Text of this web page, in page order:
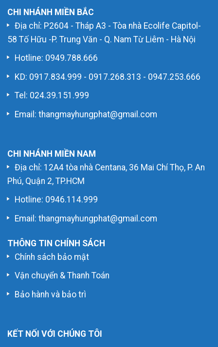
CHI NHÁNH MIỀN BẮC
Địa chỉ: P2604 - Tháp A3 - Tòa nhà Ecolife Capitol-
58 Tố Hữu -P. Trung Văn - Q. Nam Từ Liêm - Hà Nội
Hotline: 0949.788.666
KD: 0917.834.999 - 0917.268.313 - 0947.253.666
Tel: 024.39.151.999
Email: thangmayhungphat@gmail.com
CHI NHÁNH MIỀN NAM
Địa chỉ: 12A4 tòa nhà Centana, 36 Mai Chí Thọ, P. An
Phú, Quận 2, TP.HCM
Hotline: 0946.114.999
Email: thangmayhungphat@gmail.com
THÔNG TIN CHÍNH SÁCH
Chính sách bảo mật
Vận chuyển & Thanh Toán
Bảo hành và bảo trì
KẾT NỐI VỚI CHÚNG TÔI